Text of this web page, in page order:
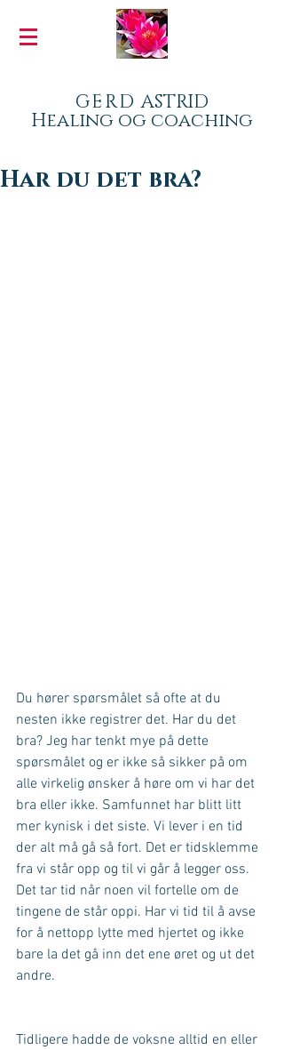
GERD ASTRID
Healing og coaching
Har du det bra?
Du hører spørsmålet så ofte at du
nesten ikke registrer det. Har du det
bra? Jeg har tenkt mye på dette
spørsmålet og er ikke så sikker på om
alle virkelig ønsker å høre om vi har det
bra eller ikke. Samfunnet har blitt litt
mer kynisk i det siste. Vi lever i en tid
der alt må gå så fort. Det er tidsklemme
fra vi står opp og til vi går å legger oss.
Det tar tid når noen vil fortelle om de
tingene de står oppi. Har vi tid til å avse
for å nettopp lytte med hjertet og ikke
bare la det gå inn det ene øret og ut det
andre.
Tidligere hadde de voksne alltid en eller